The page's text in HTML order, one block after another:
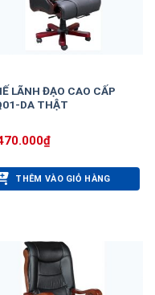
LÃNH ĐẠO CAO CẤP
DA THẬT
₫
THÊM VÀO GIỎ HÀNG